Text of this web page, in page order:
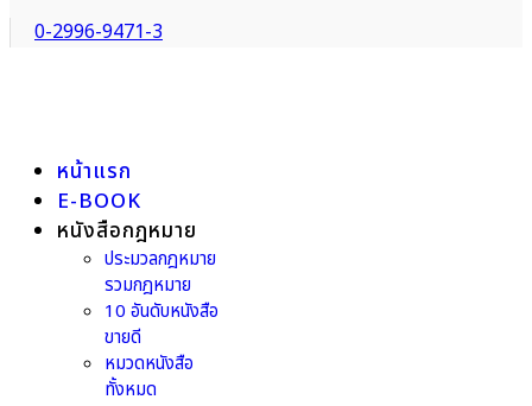
0-2996-9471-3
หน้าแรก
E-BOOK
หนังสือกฎหมาย
ประมวลกฎหมาย
รวมกฎหมาย
10 อันดับหนังสือ
ขายดี
หมวดหนังสือ
ทั้งหมด